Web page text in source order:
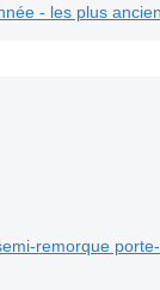
- les plus
remorque